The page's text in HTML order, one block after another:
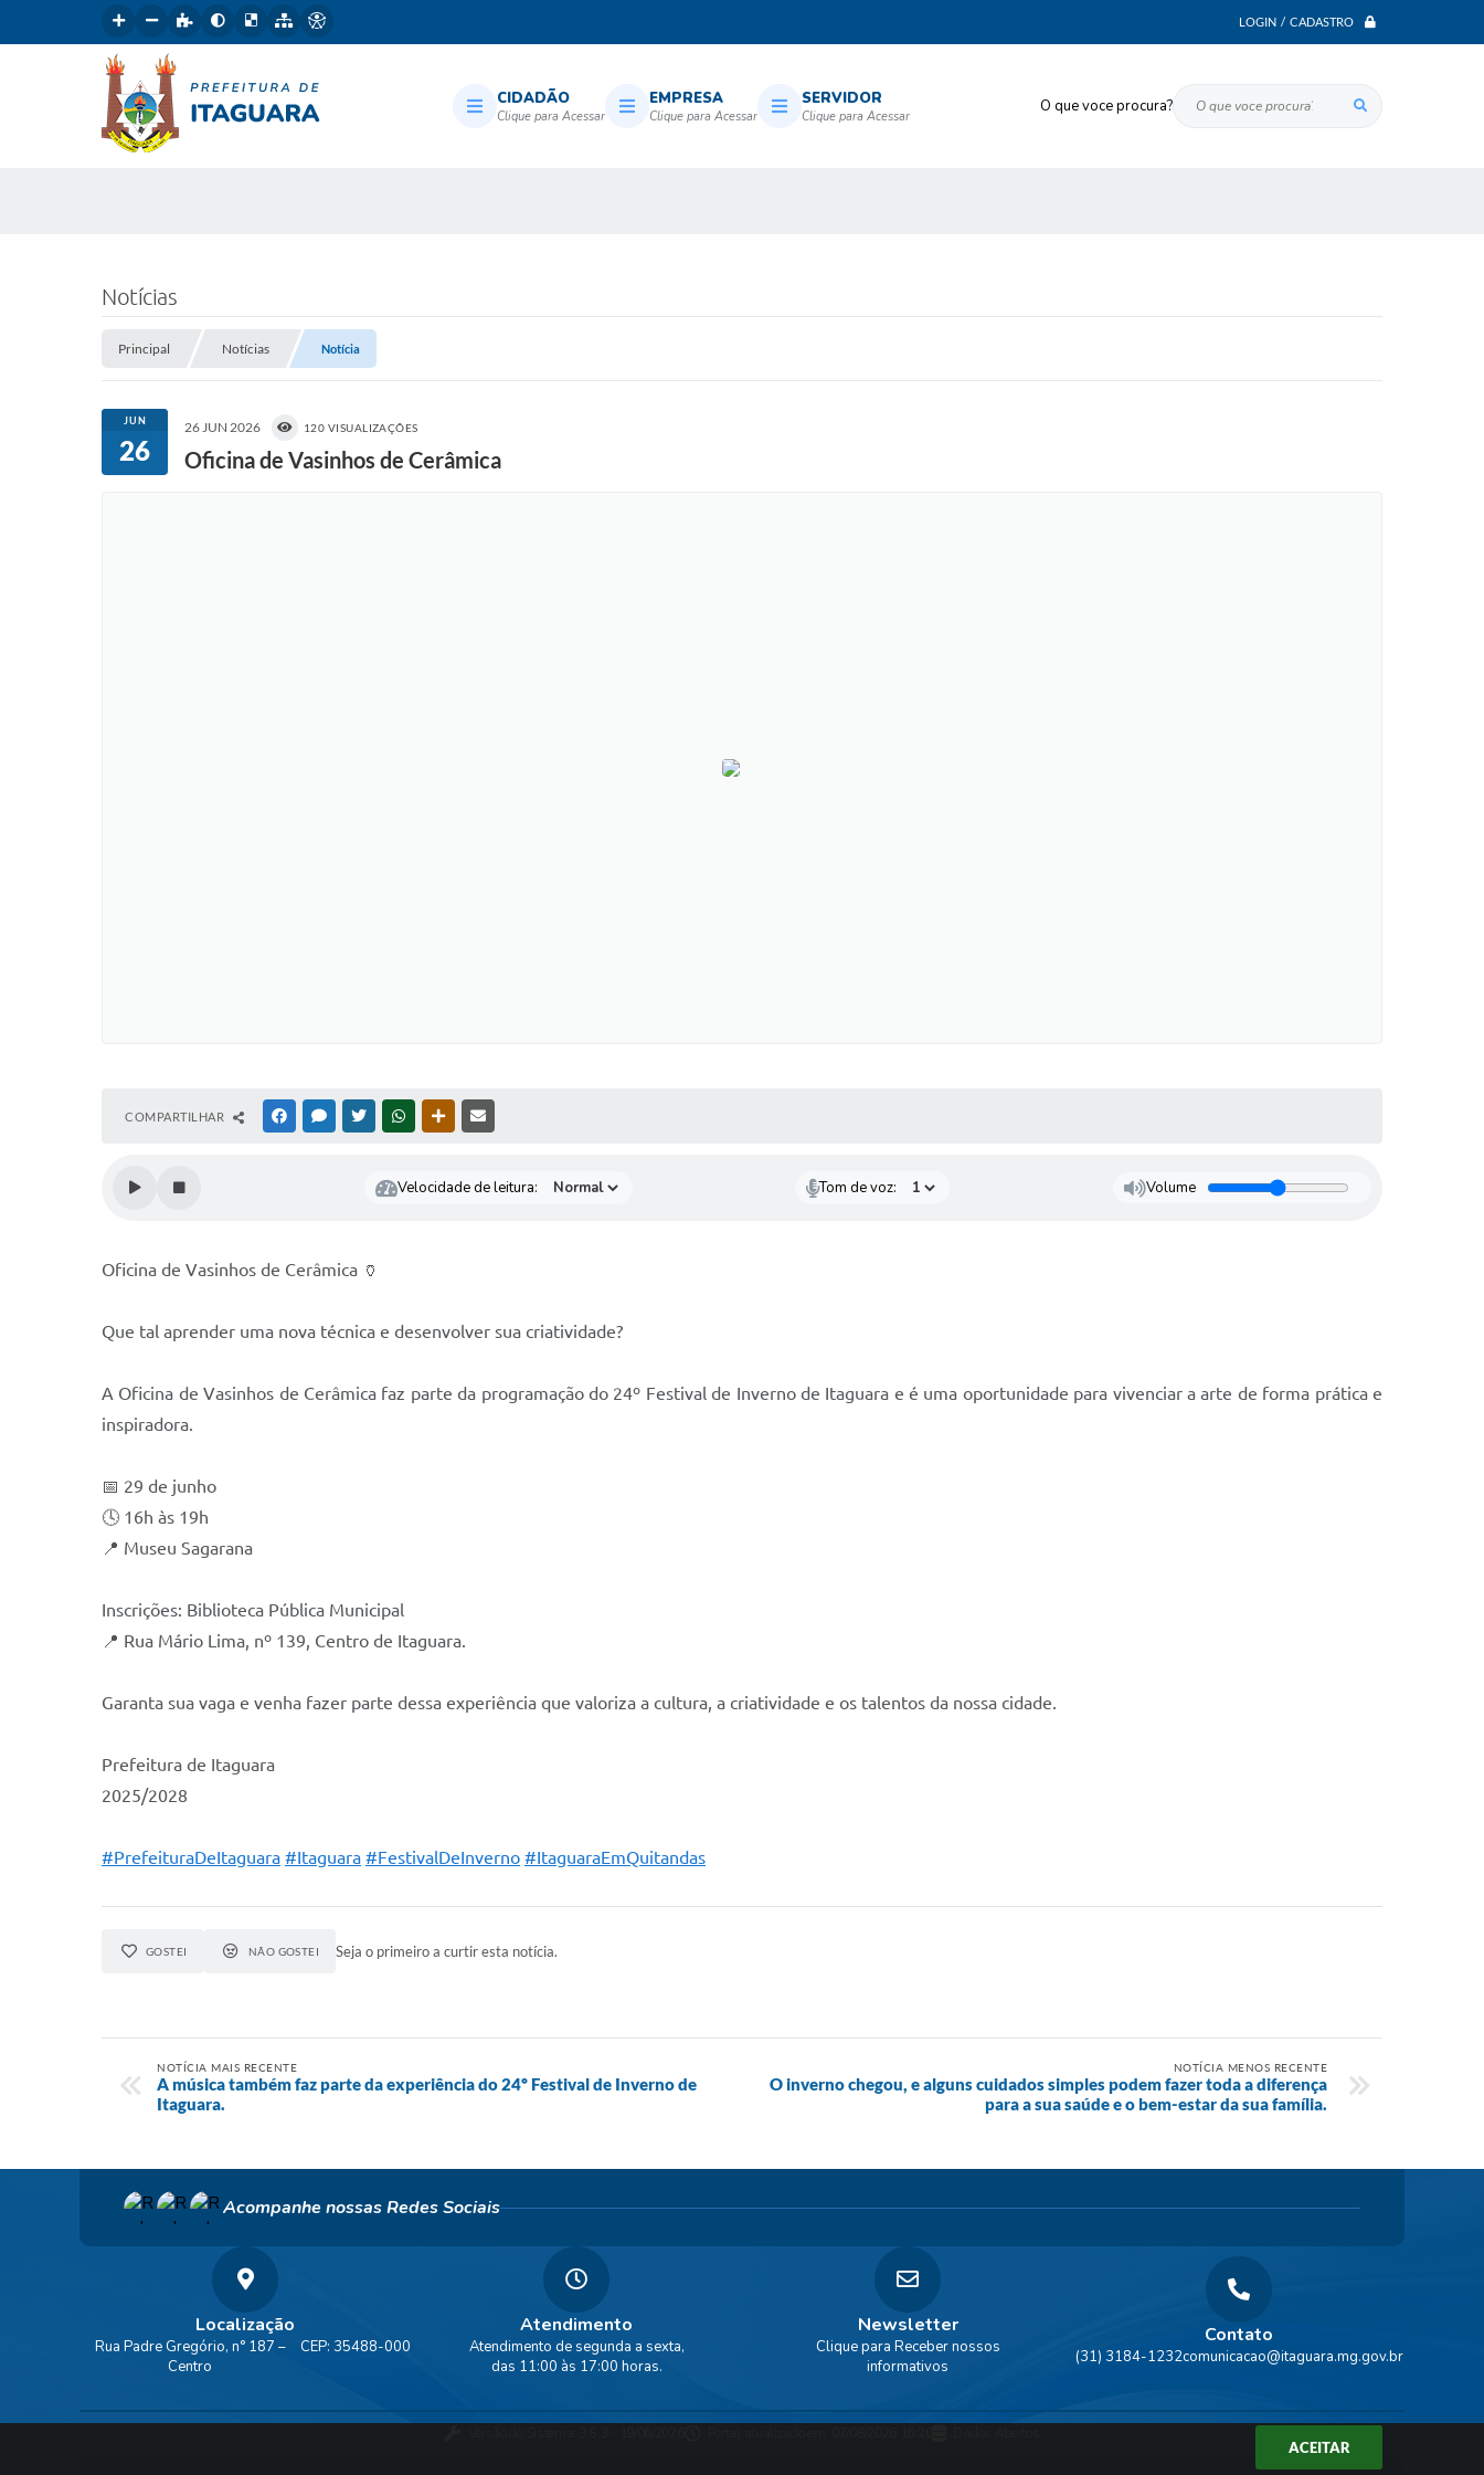
ACEITAR
LOGIN / CADASTRO
O que voce procura?
CIDADÃO EMPRESA SERVIDOR
Notícias
Principal Notícias Notícia
JUN
26
26 JUN 2026 120 VISUALIZAÇÕES
Oficina de Vasinhos de Cerâmica
COMPARTILHAR FACEBOOKMESSENGER
TWITTERWHATSAPPOUTRAS MÍDIAS
Velocidade de leitura: Tom de voz: Volume
Oficina de Vasinhos de Cerâmica 🏺
Que tal aprender uma nova técnica e desenvolver sua criatividade?
A Oficina de Vasinhos de Cerâmica faz parte da programação do 24º Festival de Inverno de Itaguara e é uma oportunidade para vivenciar a arte de forma prática e
inspiradora.
📅 29 de junho
🕓 16h às 19h
📍 Museu Sagarana
Inscrições: Biblioteca Pública Municipal
📍 Rua Mário Lima, nº 139, Centro de Itaguara.
Garanta sua vaga e venha fazer parte dessa experiência que valoriza a cultura, a criatividade e os talentos da nossa cidade.
Prefeitura de Itaguara
2025/2028
#PrefeituraDeItaguara #Itaguara #FestivalDeInverno #ItaguaraEmQuitandas
GOSTEI NÃO GOSTEI Seja o primeiro a curtir esta notícia.
NOTÍCIA MAIS RECENTE
A música também faz parte da experiência do 24º Festival de Inverno de
Itaguara.
NOTÍCIA MENOS RECENTE
O inverno chegou, e alguns cuidados simples podem fazer toda a diferença
para a sua saúde e o bem-estar da sua família.
Acompanhe nossas Redes Sociais
Localização
Rua Padre Gregório, n° 187 –
Centro
CEP: 35488-000 Contato
(31) 3184-1232comunicacao@itaguara.mg.gov.br
Atendimento
Atendimento de segunda a sexta,
das 11:00 às 17:00 horas.
Newsletter
Clique para Receber nossos
informativos